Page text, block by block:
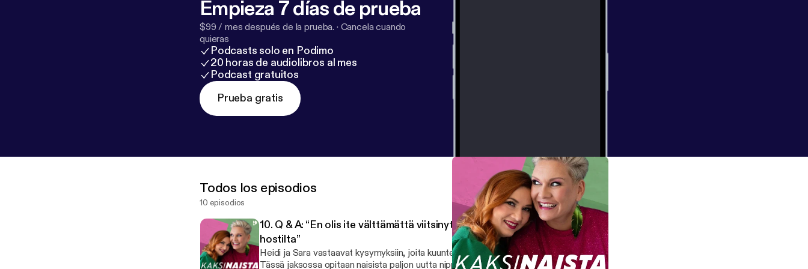
Empieza 7 días de prueba
$99 / mes después de la prueba. · Cancela cuando
quieras
Podcasts solo en Podimo
20 horas de audiolibros al mes
Podcast gratuitos
Prueba gratis
Todos los episodios
10 episodios
10. Q & A: “En olis ite välttämättä viitsinyt kysyä näitä joltain podcast-
hostilta”
Heidi ja Sara vastaavat kysymyksiin, joita kuuntelijat lähettivät Instagramin kautta!
Tässä jaksossa opitaan naisista paljon uutta nippelitietoa, jota ei välttämättä oltaisi